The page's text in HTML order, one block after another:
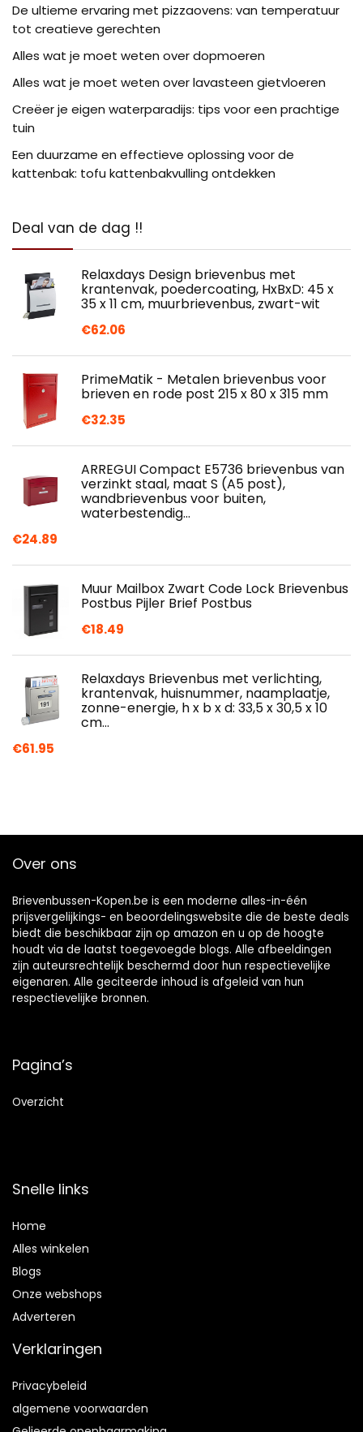
De ultieme ervaring met pizzaovens: van temperatuur
tot creatieve gerechten
Alles wat je moet weten over dopmoeren
Alles wat je moet weten over lavasteen gietvloeren
Creëer je eigen waterparadijs: tips voor een prachtige
tuin
Een duurzame en effectieve oplossing voor de
kattenbak: tofu kattenbakvulling ontdekken
Deal van de dag !!
Relaxdays Design brievenbus met
krantenvak, poedercoating, HxBxD: 45 x
35 x 11 cm, muurbrievenbus, zwart-wit
€62.06
PrimeMatik - Metalen brievenbus voor
brieven en rode post 215 x 80 x 315 mm
€32.35
ARREGUI Compact E5736 brievenbus van
verzinkt staal, maat S (A5 post),
wandbrievenbus voor buiten,
waterbestendig…
€24.89
Muur Mailbox Zwart Code Lock Brievenbus
Postbus Pijler Brief Postbus
€18.49
Relaxdays Brievenbus met verlichting,
krantenvak, huisnummer, naamplaatje,
zonne-energie, h x b x d: 33,5 x 30,5 x 10
cm…
€61.95
Over ons
Brievenbussen-Kopen.be is een moderne alles-in-één
prijsvergelijkings- en beoordelingswebsite die de beste deals
biedt die beschikbaar zijn op amazon en u op de hoogte
houdt via de laatst toegevoegde blogs. Alle afbeeldingen
zijn auteursrechtelijk beschermd door hun respectievelijke
eigenaren. Alle geciteerde inhoud is afgeleid van hun
respectievelijke bronnen.
Pagina’s
Overzicht
Snelle links
Home
Alles winkelen
Blogs
Onze webshops
Adverteren
Verklaringen
Privacybeleid
algemene voorwaarden